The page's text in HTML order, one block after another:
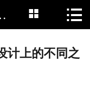
网站首页
的不同之处  
计上的不同之